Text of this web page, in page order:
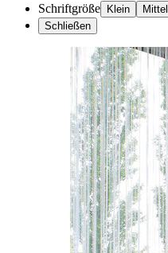
Schriftgröße Klein Mittel
Schließen